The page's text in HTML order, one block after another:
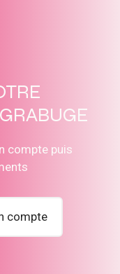
compte puis
compte